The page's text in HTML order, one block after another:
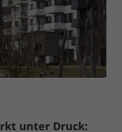
unter Druck: